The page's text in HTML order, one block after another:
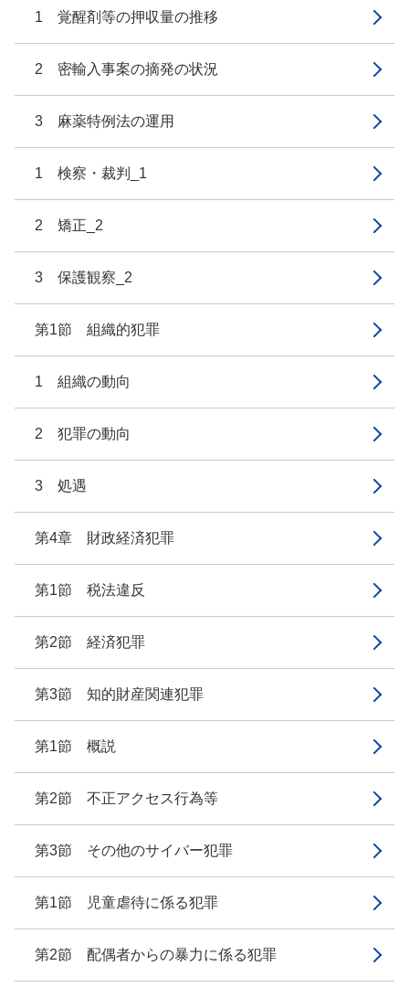
1 覚醒剤等の押収量の推移
2 密輸入事案の摘発の状況
3 麻薬特例法の運用
1 検察・裁判_1
2 矯正_2
3 保護観察_2
第1節 組織的犯罪
1 組織の動向
2 犯罪の動向
3 処遇
第4章 財政経済犯罪
第1節 税法違反
第2節 経済犯罪
第3節 知的財産関連犯罪
第1節 概説
第2節 不正アクセス行為等
第3節 その他のサイバー犯罪
第1節 児童虐待に係る犯罪
第2節 配偶者からの暴力に係る犯罪